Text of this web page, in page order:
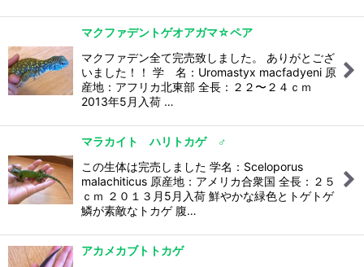
マクファデントゲオアガマ☆ペア
マクファデン全て完売致しました。 ありがとござ
いました！！ 学 名：Uromastyx macfadyeni 原
産地：アフリカ北東部 全長：２２〜２４ｃｍ
2013年5月入荷 …
マラカイト ハリトカゲ ♂
この生体は完売しました 学名：Sceloporus
malachiticus 原産地：アメリカ合衆国 全長：２５
ｃｍ ２０１３月5月入荷 鮮やかな緑色とトゲトゲ
鱗が素敵なトカゲ 腹…
アカメカブトトカゲ